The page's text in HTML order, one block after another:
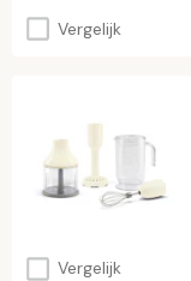
Vergelijk
Vergelijk